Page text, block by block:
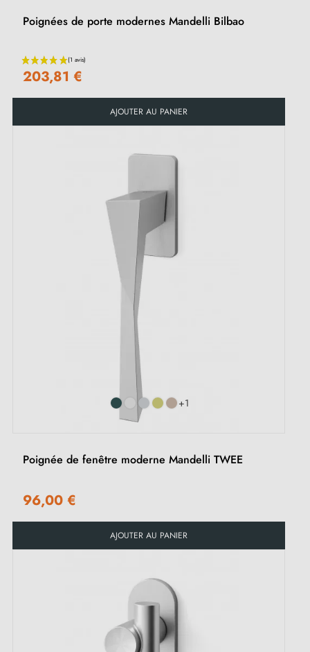
(2 avis)
Poignées de porte modernes Mandelli Bilbao
203,81 €
AJOUTER AU PANIER
+1
Poignée de fenêtre moderne Mandelli TWEE
96,00 €
AJOUTER AU PANIER